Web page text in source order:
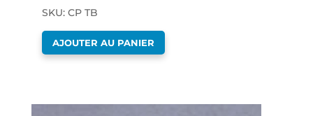
SKU: CP TB
AJOUTER AU PANIER